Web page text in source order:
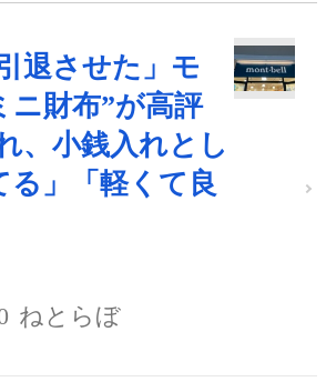
退させた」モ
ニ財布”が高評
、小銭入れとし
る」「軽くて良
ねとらぼ